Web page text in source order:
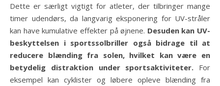
Dette er særligt vigtigt for atleter, der tilbringer mange
timer udendørs, da langvarig eksponering for UV-stråler
kan have kumulative effekter på øjnene. Desuden kan UV-
beskyttelsen i sportssolbriller også bidrage til at
reducere blænding fra solen, hvilket kan være en
betydelig distraktion under sportsaktiviteter. For
eksempel kan cyklister og løbere opleve blænding fra